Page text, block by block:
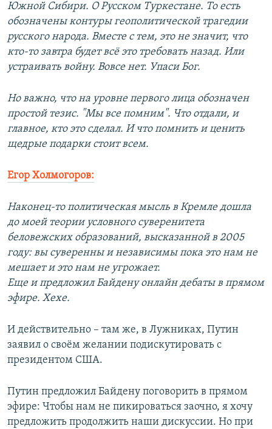
Южной Сибири. О Русском Туркестане. То есть
обозначены контуры геополитической трагедии
русского народа. Вместе с тем, это не значит, что
кто-то завтра будет всё это требовать назад. Или
устраивать войну. Вовсе нет. Упаси Бог.
Но важно, что на уровне первого лица обозначен
простой тезис. "Мы все помним". Что отдали, и
главное, кто это сделал. И что помнить и ценить
щедрые подарки стоит всем.
Егор Холмогоров:
Наконец-то политическая мысль в Кремле дошла
до моей теории условного суверенитета
беловежских образований, высказанной в 2005
году: вы суверенны и независимы пока это нам не
мешает и это нам не угрожает.
Еще и предложил Байдену онлайн дебаты в прямом
эфире. Хехе.
И действительно – там же, в Лужниках, Путин
заявил о своём желании подискутировать с
президентом США.
Путин предложил Байдену поговорить в прямом
эфире: Чтобы нам не пикироваться заочно, я хочу
предложить продолжить наши дискуссии. Но при